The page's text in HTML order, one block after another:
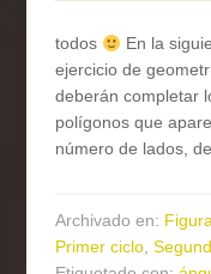
todos
En la
ejercicio de
deberán completar
polígonos que
número de lados,
Archivado en:
Primer ciclo,